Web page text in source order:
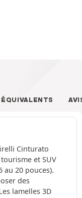
Cinturato
et SUV
20 pouces).
des
lamelles 3D